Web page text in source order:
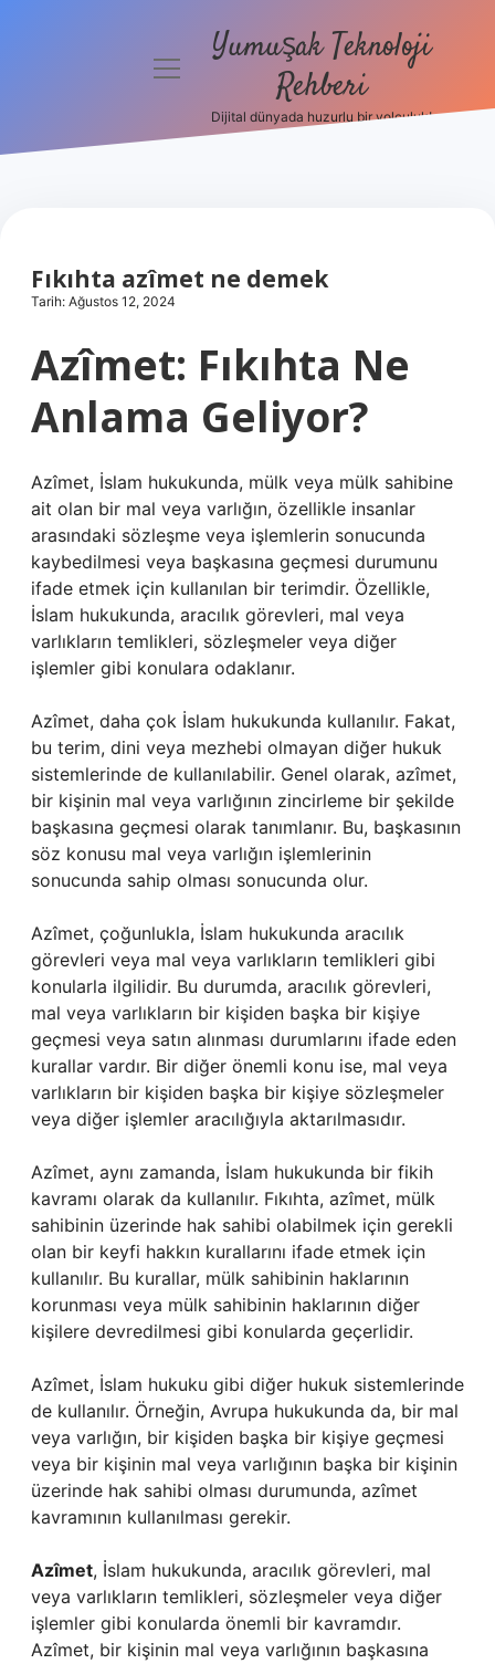
Hakkımızda
menüyüYumuşak Teknoloji
Rehberi
Dijital dünyada huzurlu bir yolculuk!
Fıkıhta azîmet ne demek
Tarih: Ağustos 12, 2024
Azîmet: Fıkıhta Ne
Anlama Geliyor?
Azîmet, İslam hukukunda, mülk veya mülk sahibine
ait olan bir mal veya varlığın, özellikle insanlar
arasındaki sözleşme veya işlemlerin sonucunda
kaybedilmesi veya başkasına geçmesi durumunu
ifade etmek için kullanılan bir terimdir. Özellikle,
İslam hukukunda, aracılık görevleri, mal veya
varlıkların temlikleri, sözleşmeler veya diğer
işlemler gibi konulara odaklanır.
Azîmet, daha çok İslam hukukunda kullanılır. Fakat,
bu terim, dini veya mezhebi olmayan diğer hukuk
sistemlerinde de kullanılabilir. Genel olarak, azîmet,
bir kişinin mal veya varlığının zincirleme bir şekilde
başkasına geçmesi olarak tanımlanır. Bu, başkasının
söz konusu mal veya varlığın işlemlerinin
sonucunda sahip olması sonucunda olur.
Azîmet, çoğunlukla, İslam hukukunda aracılık
görevleri veya mal veya varlıkların temlikleri gibi
konularla ilgilidir. Bu durumda, aracılık görevleri,
mal veya varlıkların bir kişiden başka bir kişiye
geçmesi veya satın alınması durumlarını ifade eden
kurallar vardır. Bir diğer önemli konu ise, mal veya
varlıkların bir kişiden başka bir kişiye sözleşmeler
veya diğer işlemler aracılığıyla aktarılmasıdır.
Azîmet, aynı zamanda, İslam hukukunda bir fikih
kavramı olarak da kullanılır. Fıkıhta, azîmet, mülk
sahibinin üzerinde hak sahibi olabilmek için gerekli
olan bir keyfi hakkın kurallarını ifade etmek için
kullanılır. Bu kurallar, mülk sahibinin haklarının
korunması veya mülk sahibinin haklarının diğer
kişilere devredilmesi gibi konularda geçerlidir.
Azîmet, İslam hukuku gibi diğer hukuk sistemlerinde
de kullanılır. Örneğin, Avrupa hukukunda da, bir mal
veya varlığın, bir kişiden başka bir kişiye geçmesi
veya bir kişinin mal veya varlığının başka bir kişinin
üzerinde hak sahibi olması durumunda, azîmet
kavramının kullanılması gerekir.
Azîmet, İslam hukukunda, aracılık görevleri, mal
veya varlıkların temlikleri, sözleşmeler veya diğer
işlemler gibi konularda önemli bir kavramdır.
Azîmet, bir kişinin mal veya varlığının başkasına